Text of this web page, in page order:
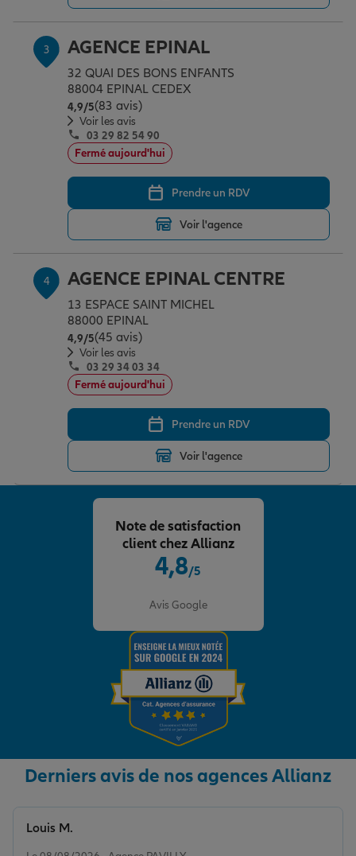
Garantie des accidents de la vie
Assurance scolaire
Protection juridique
Tous nos devis d'assurance
3 AGENCE EPINAL
32 QUAI DES BONS ENFANTS
88004 EPINAL CEDEX
4,9/5Note de 4.9 sur 5
(83 avis)
Voir les avis
03 29 82 54 90
Fermé aujourd'hui
Prendre un RDV
Voir l'agence
4 AGENCE EPINAL CENTRE
13 ESPACE SAINT MICHEL
88000 EPINAL
4,9/5Note de 4.9 sur 5
(45 avis)
Voir les avis
03 29 34 03 34
Fermé aujourd'hui
Prendre un RDV
Voir l'agence
4,8/5
Avis Google
Note de satisfaction
client chez Allianz
Derniers avis de nos agences Allianz
Louis M.